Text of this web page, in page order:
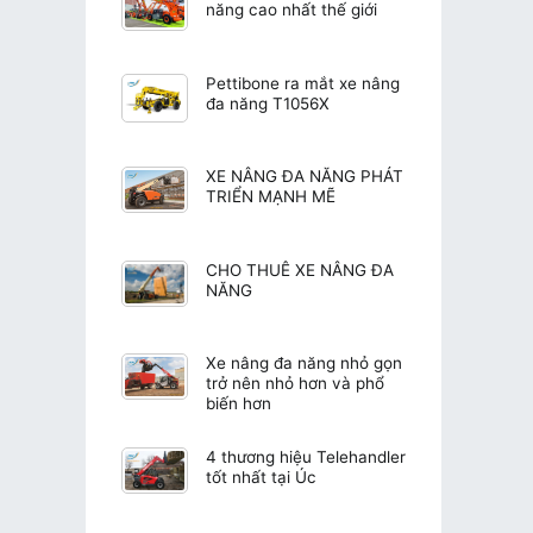
năng cao nhất thế giới
Pettibone ra mắt xe nâng
đa năng T1056X
XE NÂNG ĐA NĂNG PHÁT
TRIỂN MẠNH MẼ
CHO THUÊ XE NÂNG ĐA
NĂNG
Xe nâng đa năng nhỏ gọn
trở nên nhỏ hơn và phổ
biến hơn
4 thương hiệu Telehandler
tốt nhất tại Úc